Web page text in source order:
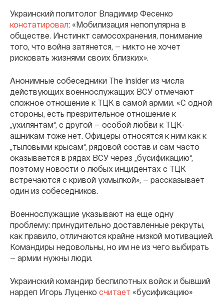
Украинский политолог Владимир Фесенко
констатировал: «Мобилизация непопулярна в
обществе. Инстинкт самосохранения, понимание
того, что война затянется, — никто не хочет
рисковать жизнями своих близких».
Анонимные собеседники The Insider из числа
действующих военнослужащих ВСУ отмечают
сложное отношение к ТЦК в самой армии. «С одной
стороны, есть презрительное отношение к
„ухилянтам“, с другой — особой любви к ТЦК-
ашникам тоже нет. Офицеры относятся к ним как к
„тыловыми крысам“, рядовой состав и сам часто
оказывается в рядах ВСУ через „бусификацию“,
поэтому новости о любых инцидентах с ТЦК
встречаются с кривой ухмылкой», — рассказывает
один из собеседников.
Военнослужащие указывают на еще одну
проблему: принудительно доставленные рекруты,
как правило, отличаются крайне низкой мотивацией.
Командиры недовольны, но им не из чего выбирать
— армии нужны люди.
Украинский командир беспилотных войск и бывший
нардеп Игорь Луценко считает «бусификацию»